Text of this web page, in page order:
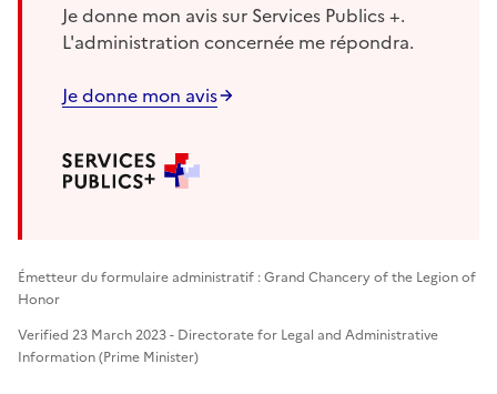
Je donne mon avis sur Services Publics +.
L'administration concernée me répondra.
Je donne mon avis
Émetteur du formulaire administratif : Grand Chancery of the Legion of
Honor
Verified 23 March 2023 - Directorate for Legal and Administrative
Information (Prime Minister)